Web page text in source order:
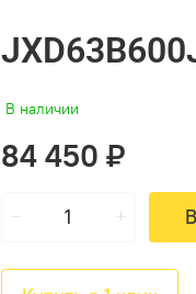
В наличии
84 450 ₽